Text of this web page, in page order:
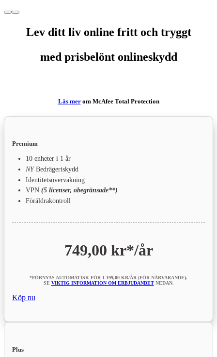
Lev ditt liv online fritt och tryggt
med prisbelönt onlineskydd
Läs mer om McAfee Total Protection
Plus
Premium
10 enheter i 1 år
NYBedrägeriskydd
Identitetsövervakning
VPN (5 licenser, obegränsade**)
Föräldrakontroll
749,00 kr*/år
*FÖRNYAS AUTOMATISK FÖR 1 199,00 KR/ÅR (FÖR NÄRVARANDE).
SE VIKTIG INFORMATION OM ERBJUDANDETNEDAN.
Köp nu